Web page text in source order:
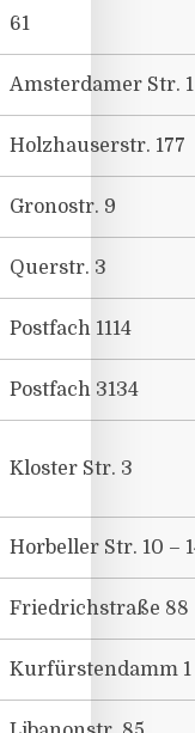
61
Amsterdamer Str.
Holzhauserstr. 177
Gronostr. 9
Querstr. 3
Postfach 1114
Postfach 3134
Kloster Str. 3
Horbeller Str. 10 –
Friedrichstraße 88
Kurfürstendamm 1